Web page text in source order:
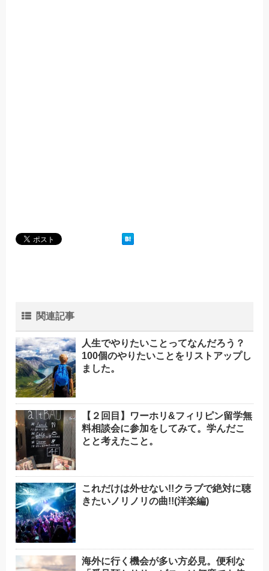
関連記事
人生でやりたいことってなんだろう？
100個のやりたいことをリストアップし
ました。
【２回目】ワーホリ&フィリピン留学無
料相談会に参加をしてみて。学んだこ
とと考えたこと。
これだけは外せない!!クラブで絶対に聴
きたいノリノリの曲!!(洋楽編)
海外に行く機会が多い方必見。便利な